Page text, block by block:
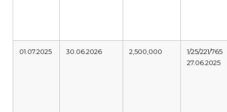
01.07.2025 30.06.2026 2,500,000
1/25/221/765
27.06.2025